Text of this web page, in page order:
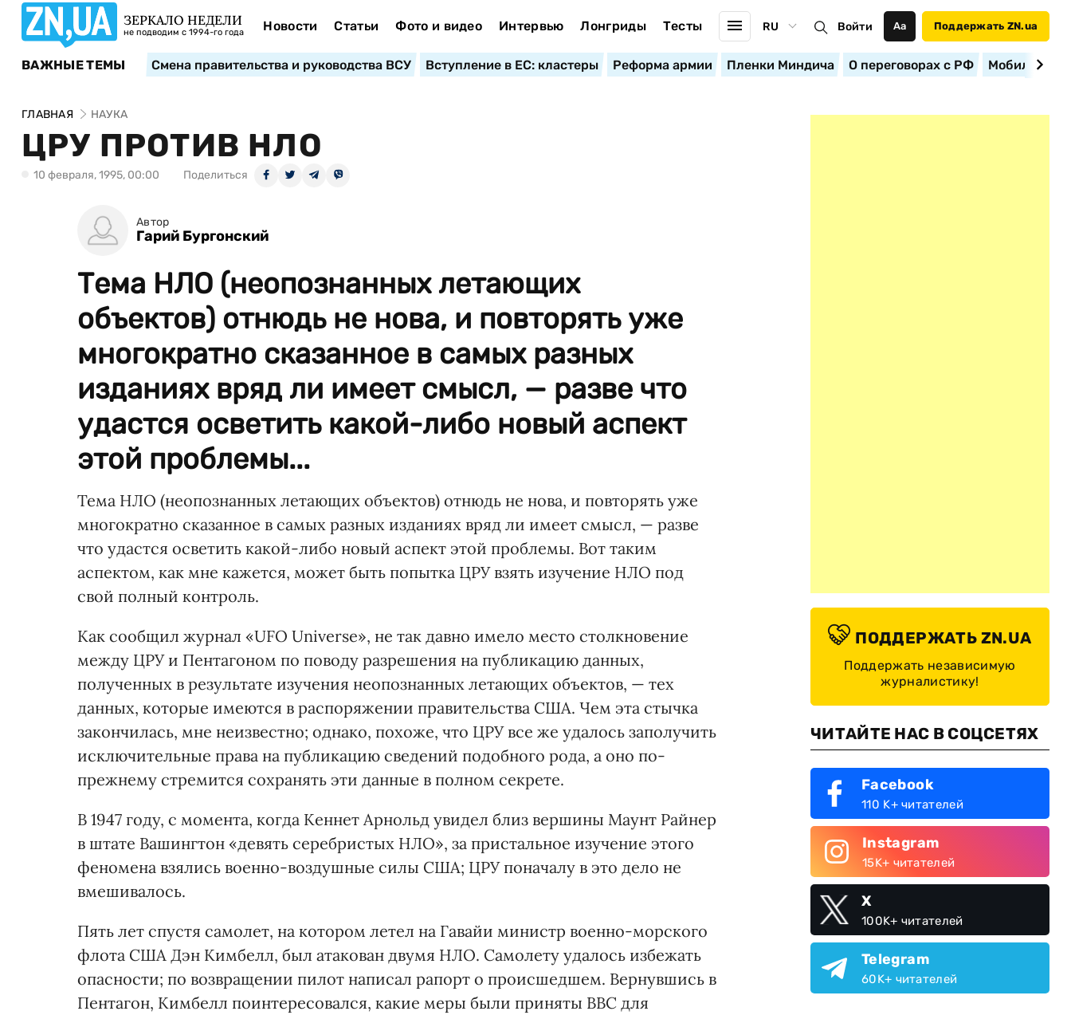
ЗЕРКАЛО НЕДЕЛИ
не подводим с 1994-го года Новости Статьи Фото и видео Интервью Лонгриды Тесты RU Войти Аа Поддержать ZN.ua
ВАЖНЫЕ ТЕМЫ Смена правительства и руководства ВСУ Вступление в ЕС: кластеры Реформа армии Пленки Миндича О переговорах с РФ
ГЛАВНАЯ НАУКА
ЦРУ ПРОТИВ НЛО
10 февраля, 1995, 00:00 Поделиться
Автор
Гарий Бургонский
Тема НЛО (неопознанных летающих
объектов) отнюдь не нова, и повторять уже
многократно сказанное в самых разных
изданиях вряд ли имеет смысл, — разве что
удастся осветить какой-либо новый аспект
этой проблемы...
Тема НЛО (неопознанных летающих объектов) отнюдь не нова, и повторять уже
многократно сказанное в самых разных изданиях вряд ли имеет смысл, — разве
что удастся осветить какой-либо новый аспект этой проблемы. Вот таким
аспектом, как мне кажется, может быть попытка ЦРУ взять изучение НЛО под
свой полный контроль.
Как сообщил журнал «UFO Universe», не так давно имело место столкновение
между ЦРУ и Пентагоном по поводу разрешения на публикацию данных,
полученных в результате изучения неопознанных летающих объектов, — тех
данных, которые имеются в распоряжении правительства США. Чем эта стычка
закончилась, мне неизвестно; однако, похоже, что ЦРУ все же удалось заполучить
исключительные права на публикацию сведений подобного рода, а оно по-
прежнему стремится сохранять эти данные в полном секрете.
В 1947 году, с момента, когда Кеннет Арнольд увидел близ вершины Маунт Райнер
в штате Вашингтон «девять серебристых НЛО», за пристальное изучение этого
феномена взялись военно-воздушные силы США; ЦРУ поначалу в это дело не
вмешивалось.
Пять лет спустя самолет, на котором летел на Гавайи министр военно-морского
флота США Дэн Кимбелл, был атакован двумя НЛО. Самолету удалось избежать
опасности; по возвращении пилот написал рапорт о происшедшем. Вернувшись в
Пентагон, Кимбелл поинтересовался, какие меры были приняты ВВС для
ПОДДЕРЖАТЬ ZN.UA
Поддержать независимую
журналистику!
ЧИТАЙТЕ НАС В СОЦСЕТЯХ
Facebook
110 K+ читателей
Instagram
15K+ читателей
X
100K+ читателей
Telegram
60K+ читателей